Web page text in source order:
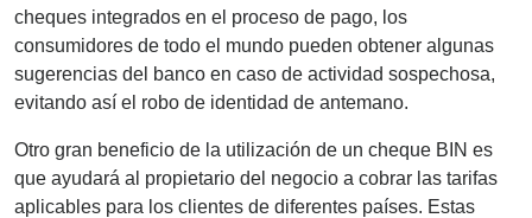
cheques integrados en el proceso de pago, los
consumidores de todo el mundo pueden obtener algunas
sugerencias del banco en caso de actividad sospechosa,
evitando así el robo de identidad de antemano.
Otro gran beneficio de la utilización de un cheque BIN es
que ayudará al propietario del negocio a cobrar las tarifas
aplicables para los clientes de diferentes países. Estas